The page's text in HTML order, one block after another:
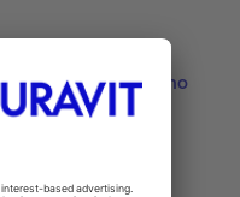
Aufsatzbecken Bacino
#032542